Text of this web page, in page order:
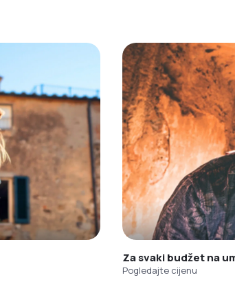
Za svaki budžet na
Pogledajte cijenu